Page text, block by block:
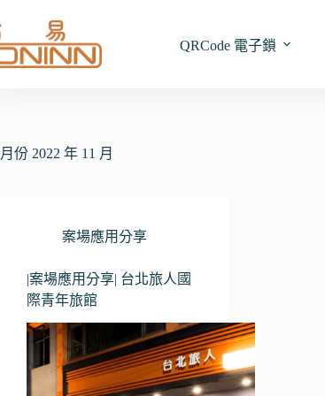
至
主
QRCode 電子鎖
月份 2022 年 11 月
案場應用分享
|案場應用分享| 台北旅人國
際青年旅館